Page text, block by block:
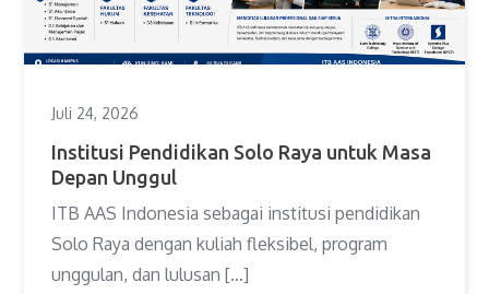
Juli 24, 2026
Institusi Pendidikan Solo Raya untuk Masa
Depan Unggul
ITB AAS Indonesia sebagai institusi pendidikan
Solo Raya dengan kuliah fleksibel, program
unggulan, dan lulusan […]